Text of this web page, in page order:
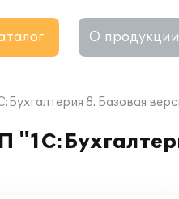
О продукции
8. Базовая